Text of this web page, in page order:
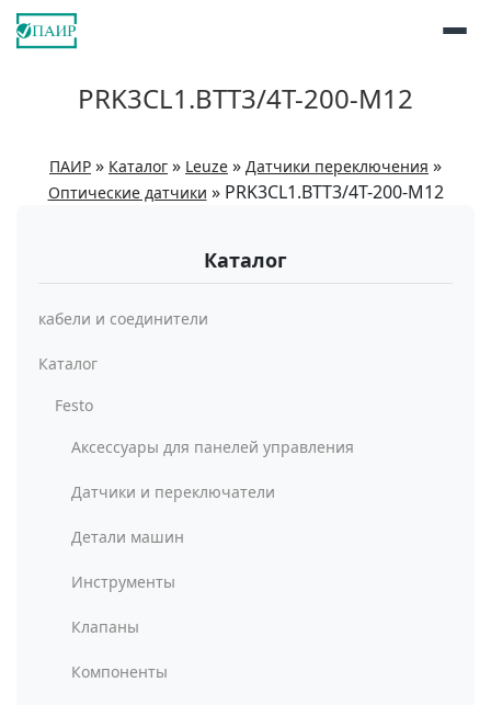
PRK3CL1.BTT3/4T-200-M12
ПАИР » Каталог » Leuze » Датчики переключения »
Оптические датчики » PRK3CL1.BTT3/4T-200-M12
Каталог
кабели и соединители
Каталог
Festo
Аксессуары для панелей управления
Датчики и переключатели
Детали машин
Инструменты
Клапаны
Компоненты